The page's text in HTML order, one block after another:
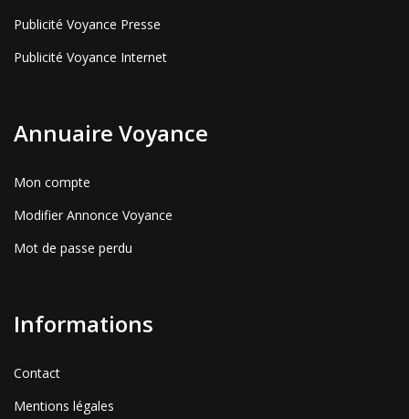
Publicité Voyance Presse
Publicité Voyance Internet
Annuaire Voyance
Mon compte
Modifier Annonce Voyance
Mot de passe perdu
Informations
Contact
Mentions légales